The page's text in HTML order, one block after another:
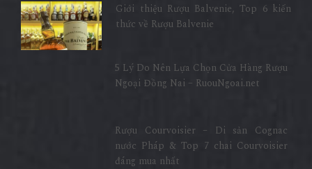
Giới thiệu Rượu Balvenie, Top 6 kiến
thức về Rượu Balvenie
5 Lý Do Nên Lựa Chọn Cửa Hàng Rượu
Ngoại Đồng Nai – RuouNgoai.net
Rượu Courvoisier – Di sản Cognac
nước Pháp & Top 7 chai Courvoisier
đáng mua nhất